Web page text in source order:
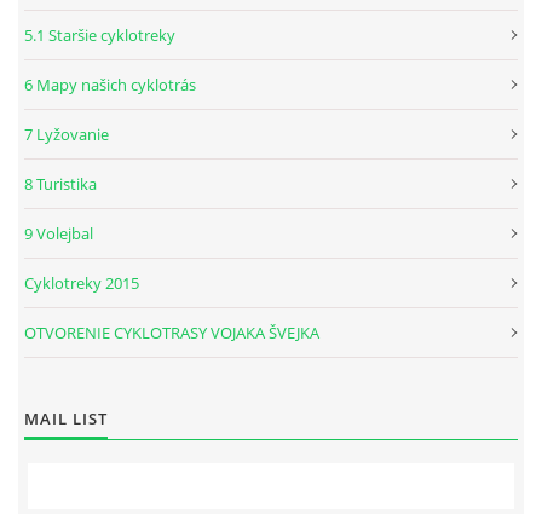
5.1 Staršie cyklotreky
6 Mapy našich cyklotrás
7 Lyžovanie
8 Turistika
9 Volejbal
Cyklotreky 2015
OTVORENIE CYKLOTRASY VOJAKA ŠVEJKA
MAIL LIST